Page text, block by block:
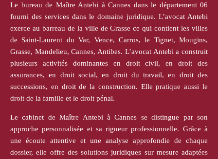
Le bureau de Maître Antebi à Cannes dans le département 06
fourni des services dans le domaine juridique. L’avocat Antebi
exerce au barreau de la ville de Grasse ce qui contient les villes
de Saint-Laurent du Var, Vence, Carros, le Tignet, Mougins,
Grasse, Mandelieu, Cannes, Antibes. L’avocat Antebi a construit
plusieurs activités dominantes en droit civil, en droit des
assurances, en droit social, en droit du travail, en droit des
successions, en droit de la construction. Elle pratique aussi le
droit de la famille et le droit pénal.
Le cabinet de Maître Antebi à Cannes se distingue par son
approche personnalisée et sa rigueur professionnelle. Grâce à
une écoute attentive et une analyse approfondie de chaque
dossier, elle offre des solutions juridiques sur mesure adaptées